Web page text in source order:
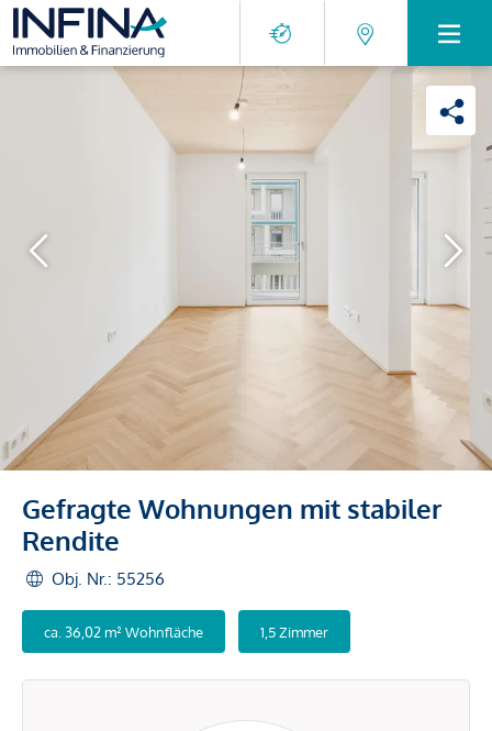
Gefragte Wohnungen mit stabiler
Rendite
Obj. Nr.: 55256
ca. 36,02 m² Wohnfläche 1,5 Zimmer